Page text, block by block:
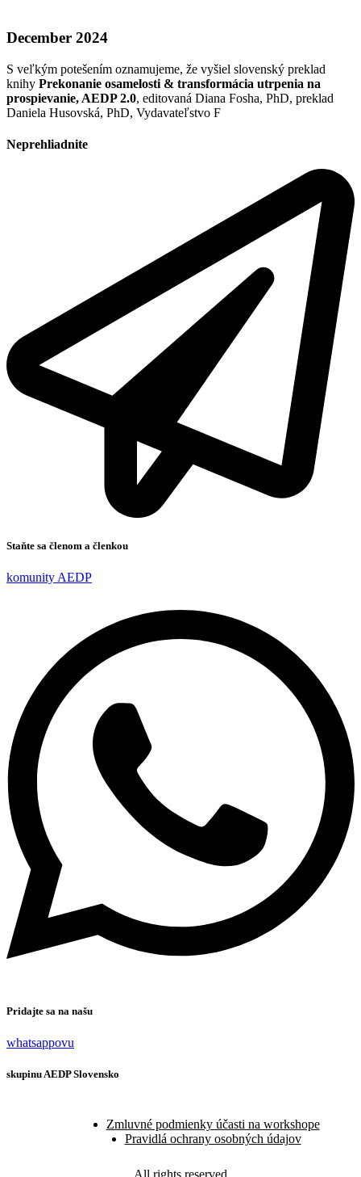
December 2024
S veľkým potešením oznamujeme, že vyšiel slovenský preklad
knihy Prekonanie osamelosti & transformácia utrpenia na
prospievanie, AEDP 2.0, editovaná Diana Fosha, PhD, preklad
Daniela Husovská, PhD, Vydavateľstvo F
Neprehliadnite
Staňte sa členom a členkou
komunity AEDP
Pridajte sa na našu
whatsappovu
skupinu AEDP Slovensko
Zmluvné podmienky účasti na workshope
Pravidlá ochrany osobných údajov